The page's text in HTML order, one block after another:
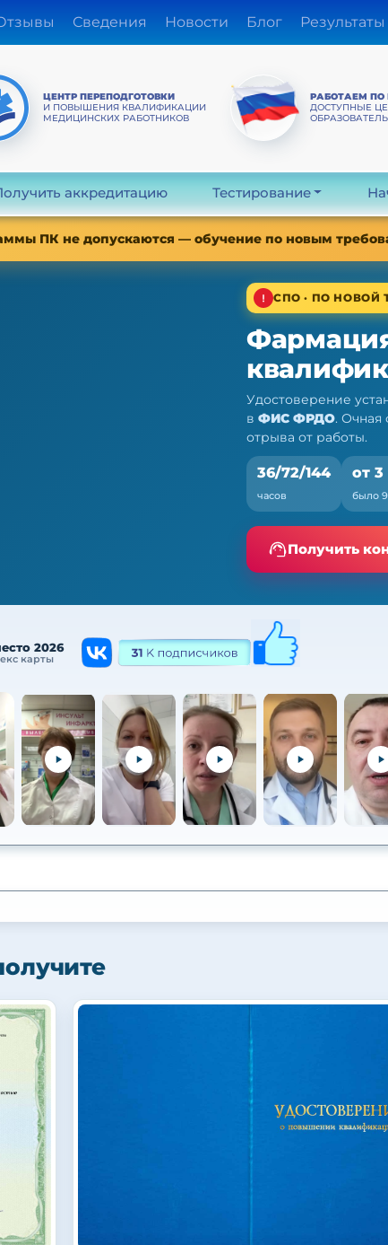
Сведения Новости Блог
ЦЕНТР ПЕРЕПОДГОТОВКИ
И ПОВЫШЕНИЯ КВАЛИФИКАЦИИ
МЕДИЦИНСКИХ РАБОТНИКОВ
РАБОТАЕМ ПО
ДОСТУПНЫЕ
аккредитацию Тестирование
ПК не допускаются — обучение по новым
СПО · ПО НОВОЙ
Удостоверение
в ФИС ФРДО.
отрыва от работы.
36/72/144
часов
от
было
Получить
2026
карты